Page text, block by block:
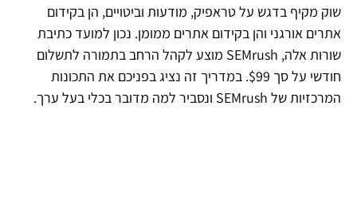
שוק מקיף בדגש על טראפיק, מודעות וביטויים, הן בקידום
אתרים אורגני והן בקידום אתרים ממומן. נכון למועד כתיבת
שורות אלה, SEMrush מוצע לקהל הרחב בתמורה לתשלום
חודשי על סך $99. במדריך זה נציג בפניכם את התכונות
המרכזיות של SEMrush ונסביר למה מדובר בכלי בעל ערך.